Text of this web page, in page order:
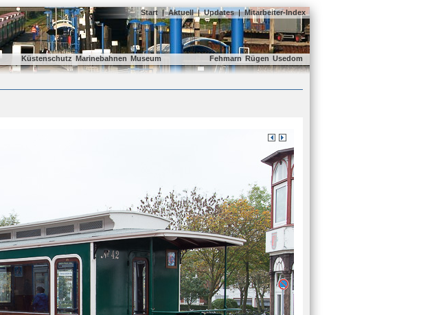
Start | Aktuell | Updates | Mitarbeiter-Index
Küstenschutz Marinebahnen Museum Fehmarn Rügen Usedom